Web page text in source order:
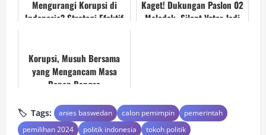
Mengurangi Korupsi di
Indonesia? Strategi Efektif
Kaget! Dukungan Paslon 02
Meledak, Silent Voter Jadi
Korupsi, Musuh Bersama
yang Mengancam Masa
Depan Bangsa
Tags: anies baswedan calon pemimpin
pemerintah
pemilihan 2024
politik indonesia tokoh politik